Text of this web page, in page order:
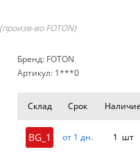
во FOTON)
Бренд: FOTON
Артикул: 1***0
Склад Срок Наличие
BG_1 от 1 дн. 1 шт